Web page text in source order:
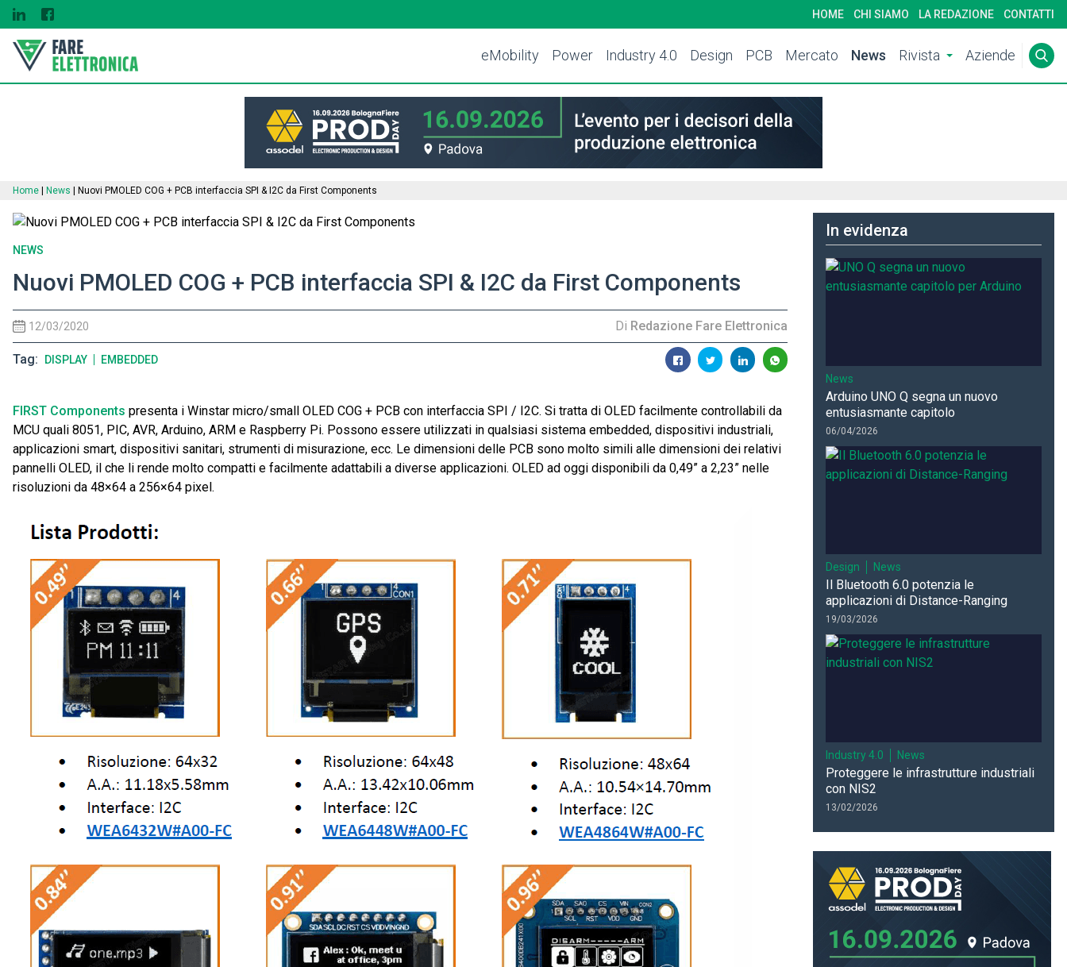
HOME CHI SIAMO LA REDAZIONE CONTATTI
eMobility Power Industry 4.0 Design PCB Mercato News Rivista Aziende
Home News Nuovi PMOLED COG + PCB interfaccia SPI & I2C da First Components
NEWS
Nuovi PMOLED COG + PCB interfaccia SPI & I2C da First Components
12/03/2020 Di Redazione Fare Elettronica
Tag DISPLAY EMBEDDED
FIRST Components presenta i Winstar micro/small OLED COG + PCB con interfaccia SPI / I2C. Si tratta di OLED facilmente controllabili da
MCU quali 8051, PIC, AVR, Arduino, ARM e Raspberry Pi. Possono essere utilizzati in qualsiasi sistema embedded, dispositivi industriali,
applicazioni smart, dispositivi sanitari, strumenti di misurazione, ecc. Le dimensioni delle PCB sono molto simili alle dimensioni dei relativi
pannelli OLED, il che li rende molto compatti e facilmente adattabili a diverse applicazioni. OLED ad oggi disponibili da 0,49” a 2,23” nelle
risoluzioni da 48×64 a 256×64 pixel.
In evidenza
News
Arduino UNO Q segna un nuovo
entusiasmante capitolo
06/04/2026
Design News
Il Bluetooth 6.0 potenzia le
applicazioni di Distance-Ranging
19/03/2026
Industry 4.0 News
Proteggere le infrastrutture industriali
con NIS2
13/02/2026